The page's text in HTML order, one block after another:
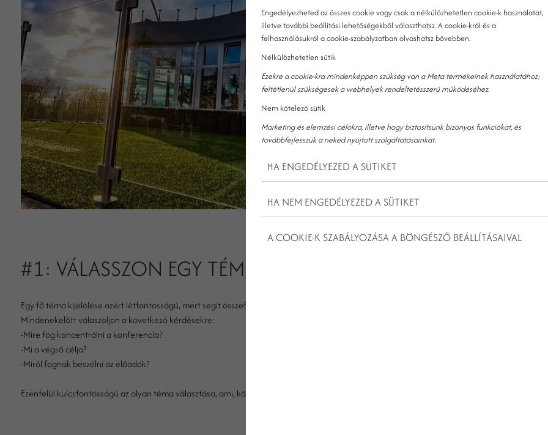
#1: VÁLASSZON EGY TÉMÁT!
Egy fő téma kijelölése azért létfontosságú, mert segít összefűzni az egész rendezvényt. De hogyan találja meg a megfelelőt?
Mindenekelőtt válaszoljon a következő kérdésekre:
-Mire fog koncentrálni a konferencia?
-Mi a végső célja?
-Miről fognak beszélni az előadók?
Ezenfelül kulcsfontosságú az olyan téma választása, ami, könnyen megjegyezhető, és az érzelmekre is kihat!
Engedélyezheted az összes cookie vagy csak a nélkülözhetetlen cookie-k használatát,
illetve további beállítási lehetőségekből választhatsz. A cookie-król és a
felhasználásukról a cookie-szabályzatban olvashatsz bővebben.
Nélkülözhetetlen sütik
Ezekre a cookie-kra mindenképpen szükség van a Meta termékeinek használatához;
feltétlenül szükségesek a webhelyek rendeltetésszerű működéséhez.
Nem kötelező sütik
Marketing és elemzési célokra, illetve hogy biztosítsunk bizonyos funkciókat, és
továbbfejlesszük a neked nyújtott szolgáltatásainkat.
HA ENGEDÉLYEZED A SÜTIKET
HA NEM ENGEDÉLYEZED A SÜTIKET
A COOKIE-K SZABÁLYOZÁSA A BÖNGÉSZŐ BEÁLLÍTÁSAIVAL